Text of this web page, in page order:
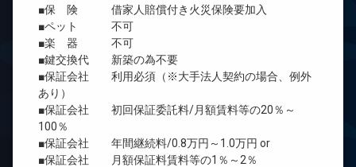
■保 険 借家人賠償付き火災保険要加入
■ペット 不可
■楽 器 不可
■鍵交換代 新築の為不要
■保証会社 利用必須（※大手法人契約の場合、例外
あり）
■保証会社 初回保証委託料/月額賃料等の20％～
100％
■保証会社 年間継続料/0.8万円～1.0万円 or
■保証会社 月額保証料賃料等の1％～2％